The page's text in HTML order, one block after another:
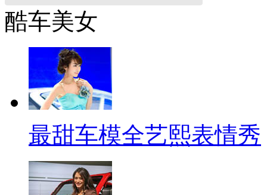
酷车美女
最甜车模全艺熙表情秀